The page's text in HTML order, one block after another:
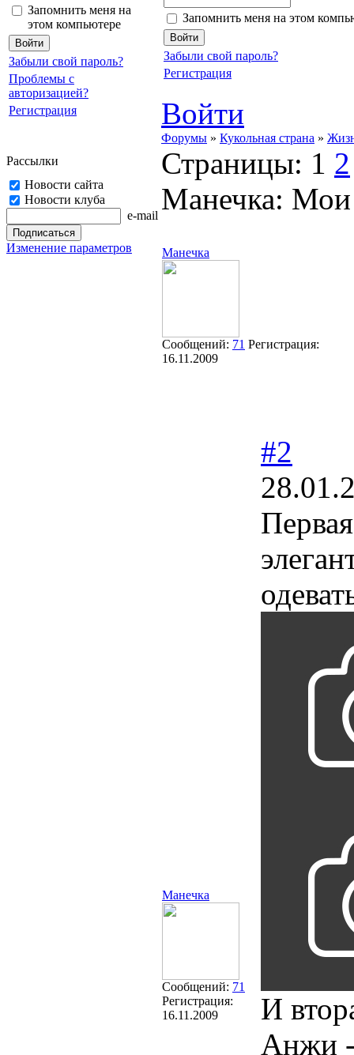
Запомнить меня на
этом компьютере
Забыли свой пароль?
Проблемы с
авторизацией?
Регистрация
Рассылки
Новости сайта
Новости клуба
e-mail
Изменение параметров
Запомнить меня на этом
Забыли свой пароль?
Регистрация
Войти
Форумы » Кукольная страна »
Страницы: 1 2
Манечка: Мои
Манечка
Сообщений: 71 Регистрация:
16.11.2009
Манечка
Сообщений: 71
Регистрация:
16.11.2009
#2
И
Анжи -